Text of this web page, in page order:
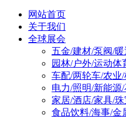
网站首页
关于我们
全球展会
五金/建材/泵阀/暖
园林/户外/运动体
车配/两轮车/农业
电力/照明/新能源/
家居/酒店/家具/珠
食品饮料/海事/金